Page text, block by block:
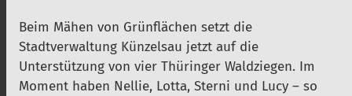
Beim Mähen von Grünflächen setzt die
Stadtverwaltung Künzelsau jetzt auf die
Unterstützung von vier Thüringer Waldziegen. Im
Moment haben Nellie, Lotta, Sterni und Lucy – so